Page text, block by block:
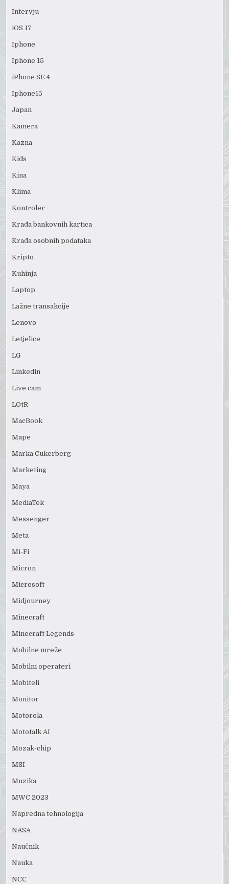
Intervju
iOS 17
Iphone
Iphone 15
iPhone SE 4
Iphone15
Japan
Kamera
Kazna
Kids
Kina
Klima
Kontroler
Krađa bankovnih kartica
Krađa osobnih podataka
Kripto
Kuhinja
Laptop
Lažne transakcije
Lenovo
Letjelice
LG
Linkedin
Live cam
LOtR
MacBook
Mape
Marka Cukerberg
Marketing
Maya
MediaTek
Messenger
Meta
Mi-Fi
Micron
Microsoft
Midjourney
Minecraft
Minecraft Legends
Mobilne mreže
Mobilni operateri
Mobiteli
Monitor
Motorola
Mototalk AI
Mozak-chip
MSI
Muzika
MWC 2023
Napredna tehnologija
NASA
Naučnik
Nauka
NCC